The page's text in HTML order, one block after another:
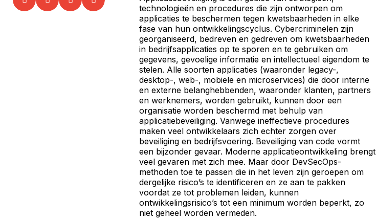
technologieën en procedures die zijn ontworpen om
applicaties te beschermen tegen kwetsbaarheden in elke
fase van hun ontwikkelingscyclus. Cybercriminelen zijn
georganiseerd, bedreven en gedreven om kwetsbaarheden
in bedrijfsapplicaties op te sporen en te gebruiken om
gegevens, gevoelige informatie en intellectueel eigendom te
stelen. Alle soorten applicaties (waaronder legacy-,
desktop-, web-, mobiele en microservices) die door interne
en externe belanghebbenden, waaronder klanten, partners
en werknemers, worden gebruikt, kunnen door een
organisatie worden beschermd met behulp van
applicatiebeveiliging. Vanwege ineffectieve procedures
maken veel ontwikkelaars zich echter zorgen over
beveiliging en bedrijfsvoering. Beveiliging van code vormt
een bijzonder gevaar. Moderne applicatieontwikkeling brengt
veel gevaren met zich mee. Maar door DevSecOps-
methoden toe te passen die in het leven zijn geroepen om
dergelijke risico’s te identificeren en ze aan te pakken
voordat ze tot problemen leiden, kunnen
ontwikkelingsrisico’s tot een minimum worden beperkt, zo
niet geheel worden vermeden.